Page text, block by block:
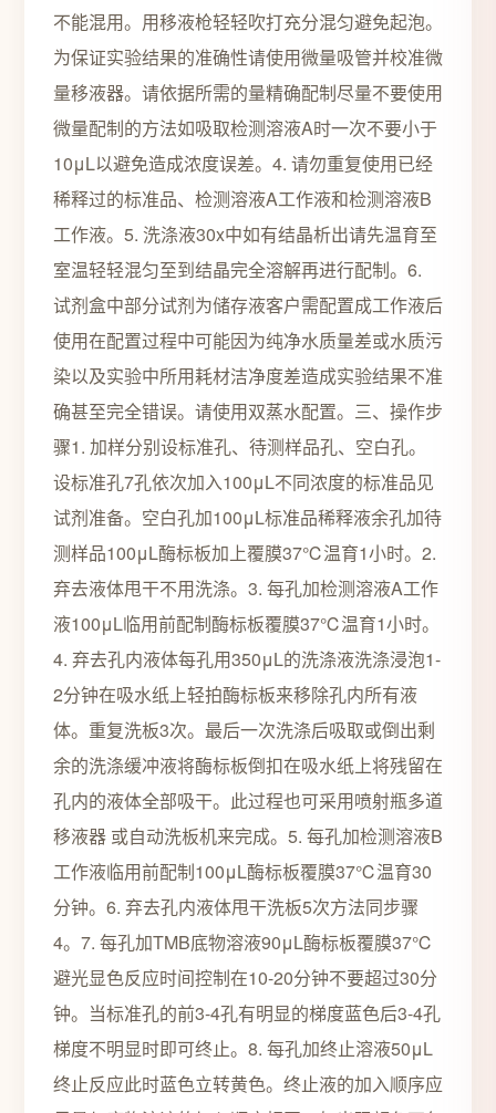
不能混用。用移液枪轻轻吹打充分混匀避免起泡。
为保证实验结果的准确性请使用微量吸管并校准微
量移液器。请依据所需的量精确配制尽量不要使用
微量配制的方法如吸取检测溶液A时一次不要小于
10μL以避免造成浓度误差。4. 请勿重复使用已经
稀释过的标准品、检测溶液A工作液和检测溶液B
工作液。5. 洗涤液30x中如有结晶析出请先温育至
室温轻轻混匀至到结晶完全溶解再进行配制。6.
试剂盒中部分试剂为储存液客户需配置成工作液后
使用在配置过程中可能因为纯净水质量差或水质污
染以及实验中所用耗材洁净度差造成实验结果不准
确甚至完全错误。请使用双蒸水配置。三、操作步
骤1. 加样分别设标准孔、待测样品孔、空白孔。
设标准孔7孔依次加入100μL不同浓度的标准品见
试剂准备。空白孔加100μL标准品稀释液余孔加待
测样品100μL酶标板加上覆膜37℃温育1小时。2.
弃去液体甩干不用洗涤。3. 每孔加检测溶液A工作
液100μL临用前配制酶标板覆膜37℃温育1小时。
4. 弃去孔内液体每孔用350μL的洗涤液洗涤浸泡1-
2分钟在吸水纸上轻拍酶标板来移除孔内所有液
体。重复洗板3次。最后一次洗涤后吸取或倒出剩
余的洗涤缓冲液将酶标板倒扣在吸水纸上将残留在
孔内的液体全部吸干。此过程也可采用喷射瓶多道
移液器 或自动洗板机来完成。5. 每孔加检测溶液B
工作液临用前配制100μL酶标板覆膜37℃温育30
分钟。6. 弃去孔内液体甩干洗板5次方法同步骤
4。7. 每孔加TMB底物溶液90μL酶标板覆膜37℃
避光显色反应时间控制在10-20分钟不要超过30分
钟。当标准孔的前3-4孔有明显的梯度蓝色后3-4孔
梯度不明显时即可终止。8. 每孔加终止溶液50μL
终止反应此时蓝色立转黄色。终止液的加入顺序应